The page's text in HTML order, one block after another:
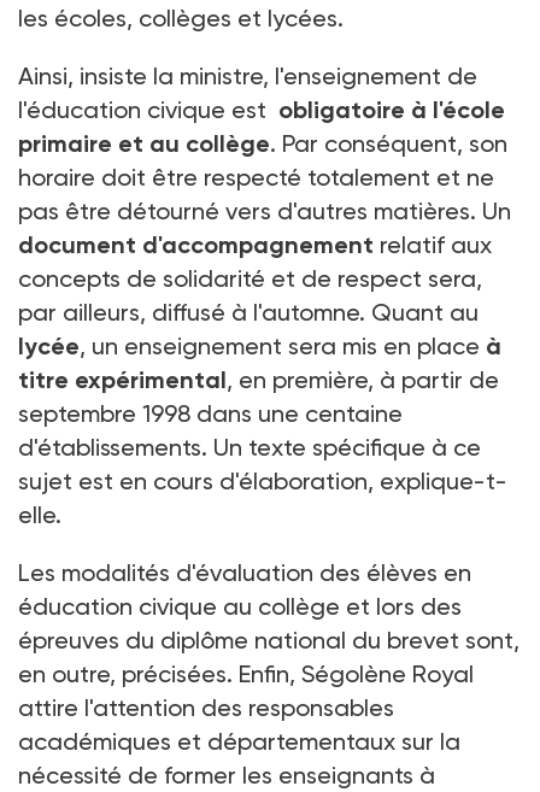
les écoles, collèges et lycées.
Ainsi, insiste la ministre, l'enseignement de
l'éducation civique est obligatoire à l'école
primaire et au collège. Par conséquent, son
horaire doit être respecté totalement et ne
pas être détourné vers d'autres matières. Un
document d'accompagnement relatif aux
concepts de solidarité et de respect sera,
par ailleurs, diffusé à l'automne. Quant au
lycée, un enseignement sera mis en place à
titre expérimental, en première, à partir de
septembre 1998 dans une centaine
d'établissements. Un texte spécifique à ce
sujet est en cours d'élaboration, explique-t-
elle.
Les modalités d'évaluation des élèves en
éducation civique au collège et lors des
épreuves du diplôme national du brevet sont,
en outre, précisées. Enfin, Ségolène Royal
attire l'attention des responsables
académiques et départementaux sur la
nécessité de former les enseignants à